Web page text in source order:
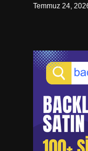
Temmuz 24,